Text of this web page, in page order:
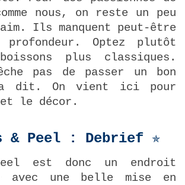
nous, on reste un peu
Ils manquent peut-être
profondeur. Optez plutôt
plus classiques.
pas de passer un bon
dit. On vient ici pour
et le décor.
& Peel : Debrief ✯
est donc un endroit
avec une belle mise en